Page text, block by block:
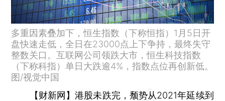
多重因素叠加下，恒生指数（下称恒指）1月5日开
盘快速走低，全日在23000点上下争持，最终失守
整数关口。互联网公司领跌大市，恒生科技指数
（下称科指）单日大跌逾4%，指数点位再创新低。
图/视觉中国
【财新网】港股未跌完，颓势从2021年延续到